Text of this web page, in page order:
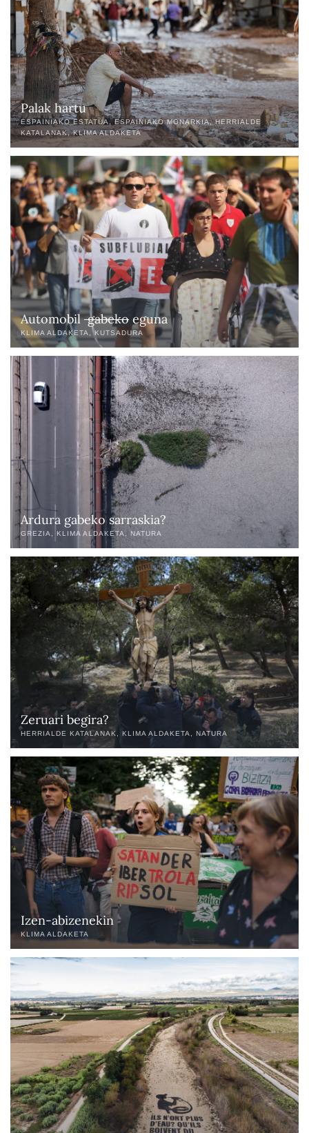
Palak hartu
ESPAINIAKO ESTATUA ESPAINIAKO MONARKIA
HERRIALDE
KATALANAK
KLIMA ALDAKETA
Automobilgabeko eguna
KLIMA ALDAKETA KUTSADURA
Ardura gabeko sarraskia?
GREZIA KLIMA ALDAKETA NATURA
Zeruari begira?
HERRIALDE KATALANAK KLIMA ALDAKETA NATURA
Izen-abizenekin
KLIMA ALDAKETA